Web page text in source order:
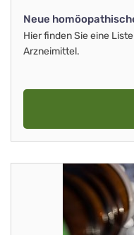
Neue
Hier finden Sie eine
Arzneimittel.